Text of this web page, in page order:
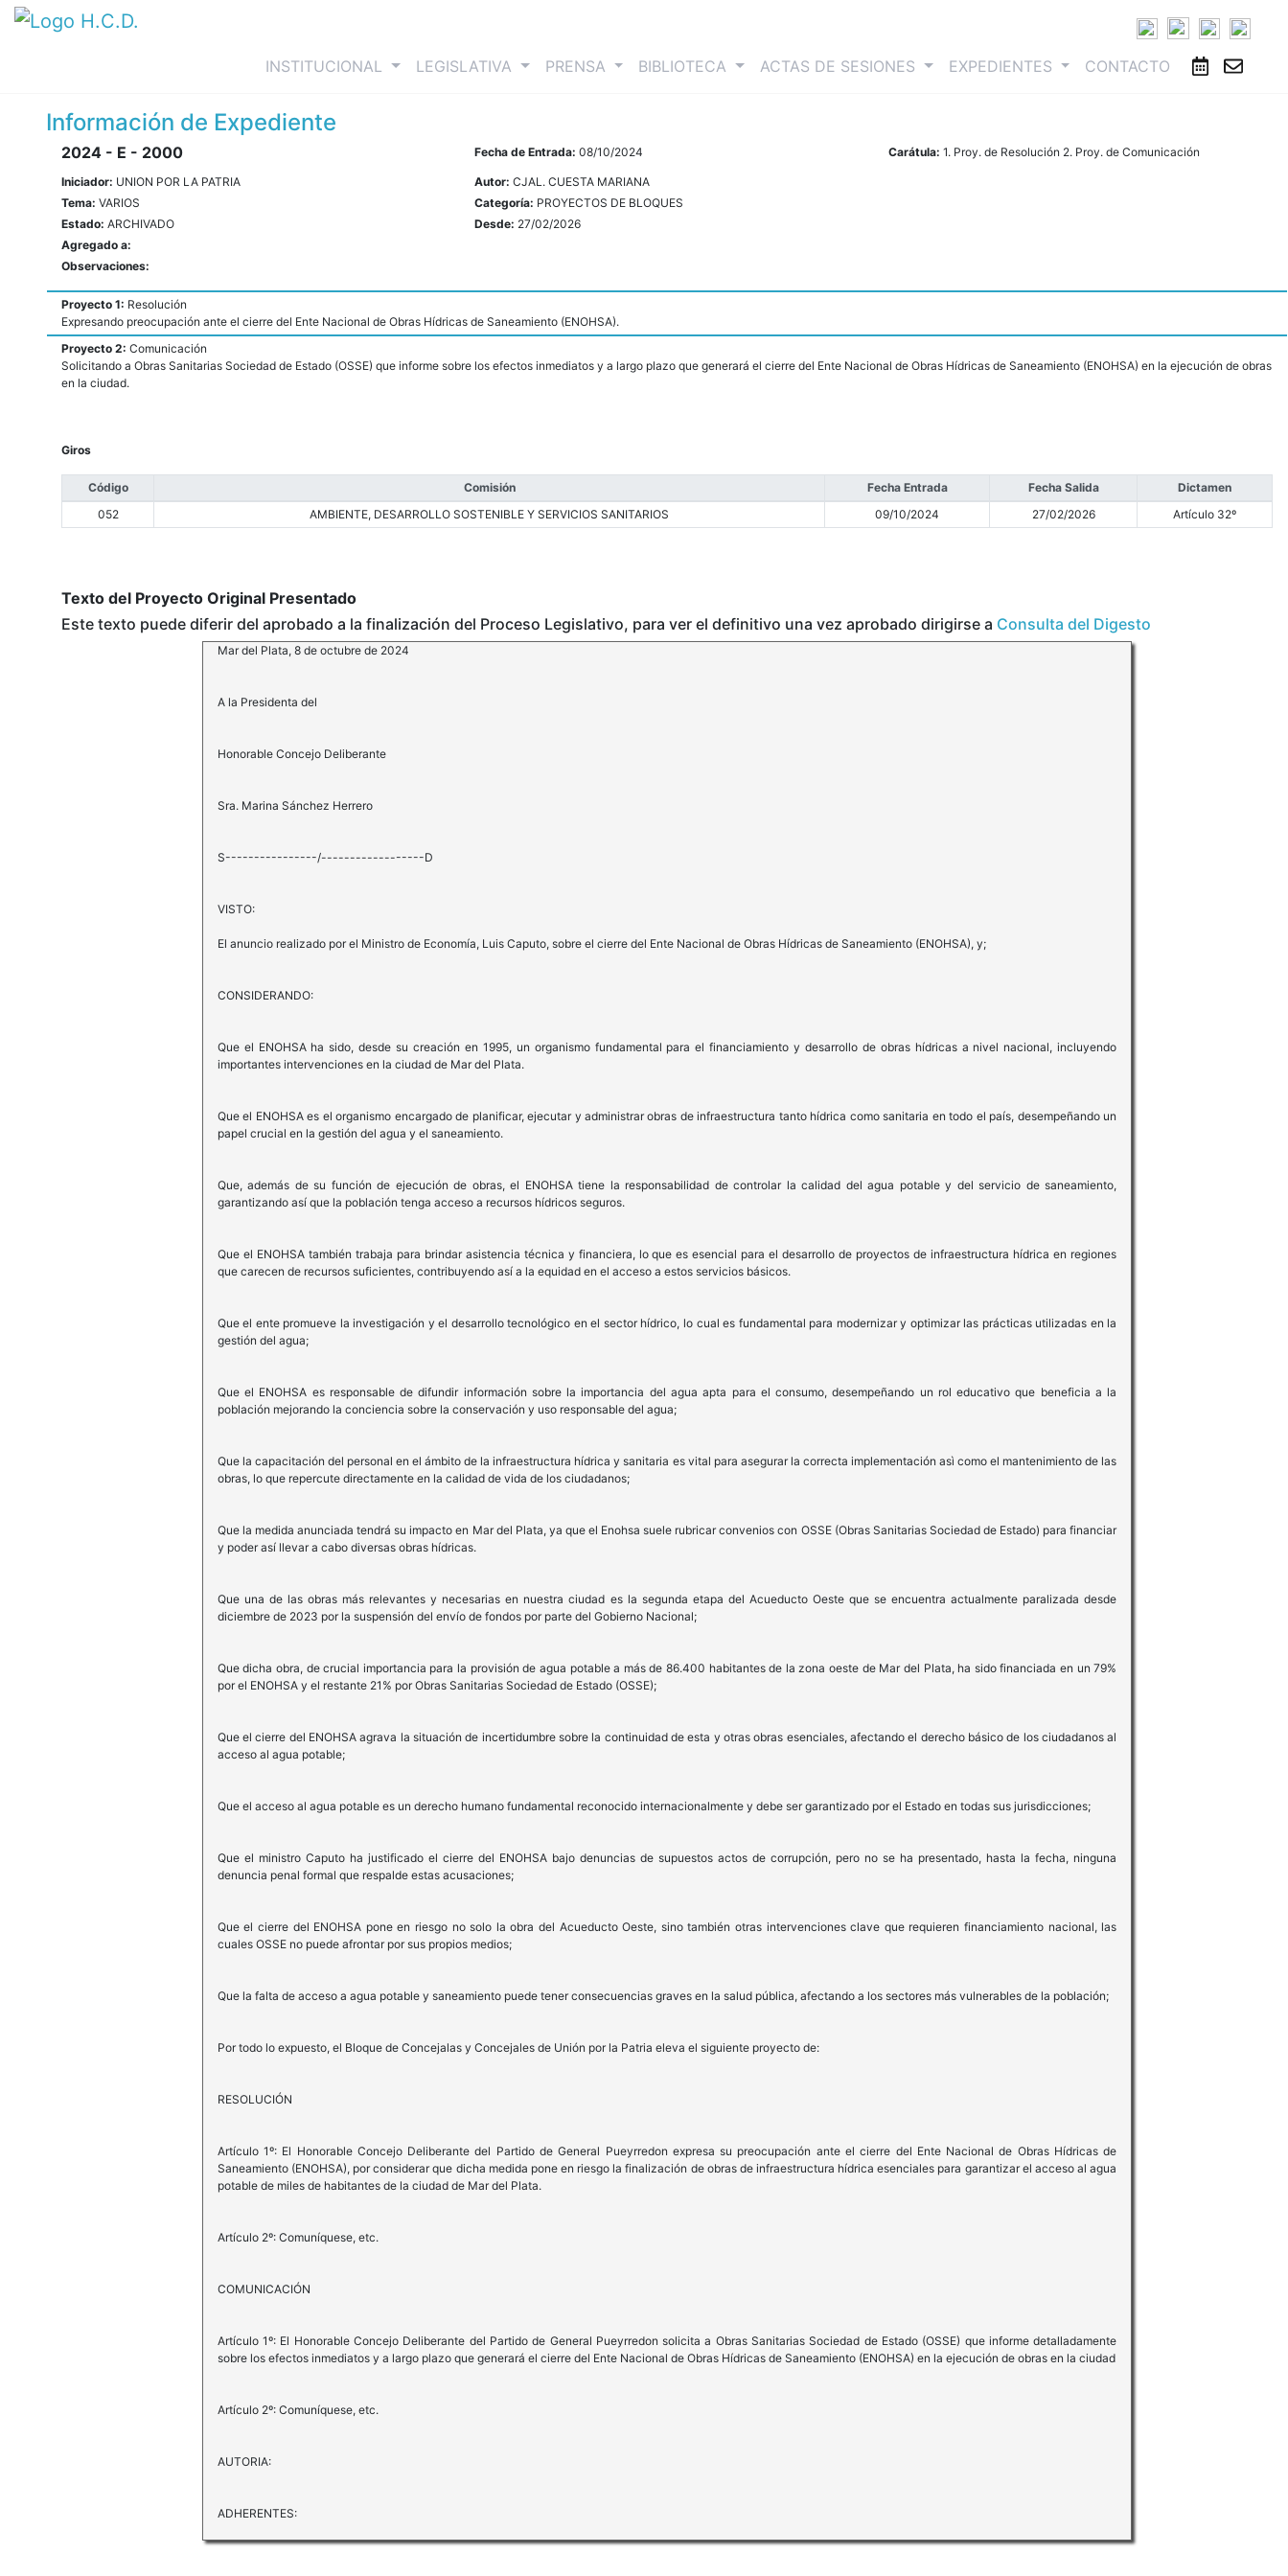
INSTITUCIONAL (current)LEGISLATIVA PRENSA BIBLIOTECA ACTAS DE SESIONES EXPEDIENTES CONTACTO
Información de Expediente
2024 - E - 2000 Fecha de Entrada:08/10/2024 Carátula: 1. Proy. de Resolución 2. Proy. de Comunicación
Iniciador: UNION POR LA PATRIA Autor:CJAL. CUESTA MARIANA
Tema: VARIOS Categoría: PROYECTOS DE BLOQUES
Estado: ARCHIVADO Desde: 27/02/2026
Agregado a:
Observaciones:
Proyecto 1: Resolución
Expresando preocupación ante el cierre del Ente Nacional de Obras Hídricas de Saneamiento (ENOHSA).
Proyecto 2: Comunicación
Solicitando a Obras Sanitarias Sociedad de Estado (OSSE) que informe sobre los efectos inmediatos y a largo plazo que generará el cierre del Ente Nacional de Obras Hídricas de Saneamiento (ENOHSA) en la ejecución de obras
en la ciudad.
Giros
Código Comisión Fecha Entrada Fecha Salida
Dictamen
052
AMBIENTE, DESARROLLO SOSTENIBLE Y SERVICIOS SANITARIOS 09/10/2024 27/02/2026 Artículo 32º
Texto del Proyecto Original Presentado
Este texto puede diferir del aprobado a la finalización del Proceso Legislativo, para ver el definitivo una vez aprobado dirigirse a Consulta del Digesto
Mar del Plata, 8 de octubre de 2024
A la Presidenta del
Honorable Concejo Deliberante
Sra. Marina Sánchez Herrero
S----------------/------------------D
VISTO:
El anuncio realizado por el Ministro de Economía, Luis Caputo, sobre el cierre del Ente Nacional de Obras Hídricas de Saneamiento (ENOHSA), y;
CONSIDERANDO:
Que el ENOHSA ha sido, desde su creación en 1995, un organismo fundamental para el financiamiento y desarrollo de obras hídricas a nivel nacional, incluyendo
importantes intervenciones en la ciudad de Mar del Plata.
Que el ENOHSA es el organismo encargado de planificar, ejecutar y administrar obras de infraestructura tanto hídrica como sanitaria en todo el país, desempeñando un
papel crucial en la gestión del agua y el saneamiento.
Que, además de su función de ejecución de obras, el ENOHSA tiene la responsabilidad de controlar la calidad del agua potable y del servicio de saneamiento,
garantizando así que la población tenga acceso a recursos hídricos seguros.
Que el ENOHSA también trabaja para brindar asistencia técnica y financiera, lo que es esencial para el desarrollo de proyectos de infraestructura hídrica en regiones
que carecen de recursos suficientes, contribuyendo así a la equidad en el acceso a estos servicios básicos.
Que el ente promueve la investigación y el desarrollo tecnológico en el sector hídrico, lo cual es fundamental para modernizar y optimizar las prácticas utilizadas en la
gestión del agua;
Que el ENOHSA es responsable de difundir información sobre la importancia del agua apta para el consumo, desempeñando un rol educativo que beneficia a la
población mejorando la conciencia sobre la conservación y uso responsable del agua;
Que la capacitación del personal en el ámbito de la infraestructura hídrica y sanitaria es vital para asegurar la correcta implementación asì como el mantenimiento de las
obras, lo que repercute directamente en la calidad de vida de los ciudadanos;
Que la medida anunciada tendrá su impacto en Mar del Plata, ya que el Enohsa suele rubricar convenios con OSSE (Obras Sanitarias Sociedad de Estado) para financiar
y poder así llevar a cabo diversas obras hídricas.
Que una de las obras más relevantes y necesarias en nuestra ciudad es la segunda etapa del Acueducto Oeste que se encuentra actualmente paralizada desde
diciembre de 2023 por la suspensión del envío de fondos por parte del Gobierno Nacional;
Que dicha obra, de crucial importancia para la provisión de agua potable a más de 86.400 habitantes de la zona oeste de Mar del Plata, ha sido financiada en un 79%
por el ENOHSA y el restante 21% por Obras Sanitarias Sociedad de Estado (OSSE);
Que el cierre del ENOHSA agrava la situación de incertidumbre sobre la continuidad de esta y otras obras esenciales, afectando el derecho básico de los ciudadanos al
acceso al agua potable;
Que el acceso al agua potable es un derecho humano fundamental reconocido internacionalmente y debe ser garantizado por el Estado en todas sus jurisdicciones;
Que el ministro Caputo ha justificado el cierre del ENOHSA bajo denuncias de supuestos actos de corrupción, pero no se ha presentado, hasta la fecha, ninguna
denuncia penal formal que respalde estas acusaciones;
Que el cierre del ENOHSA pone en riesgo no solo la obra del Acueducto Oeste, sino también otras intervenciones clave que requieren financiamiento nacional, las
cuales OSSE no puede afrontar por sus propios medios;
Que la falta de acceso a agua potable y saneamiento puede tener consecuencias graves en la salud pública, afectando a los sectores más vulnerables de la población;
Por todo lo expuesto, el Bloque de Concejalas y Concejales de Unión por la Patria eleva el siguiente proyecto de:
RESOLUCIÓN
Artículo 1º: El Honorable Concejo Deliberante del Partido de General Pueyrredon expresa su preocupación ante el cierre del Ente Nacional de Obras Hídricas de
Saneamiento (ENOHSA), por considerar que dicha medida pone en riesgo la finalización de obras de infraestructura hídrica esenciales para garantizar el acceso al agua
potable de miles de habitantes de la ciudad de Mar del Plata.
Artículo 2º: Comuníquese, etc.
COMUNICACIÓN
Artículo 1º: El Honorable Concejo Deliberante del Partido de General Pueyrredon solicita a Obras Sanitarias Sociedad de Estado (OSSE) que informe detalladamente
sobre los efectos inmediatos y a largo plazo que generará el cierre del Ente Nacional de Obras Hídricas de Saneamiento (ENOHSA) en la ejecución de obras en la ciudad
Artículo 2º: Comuníquese, etc.
AUTORIA:
ADHERENTES: